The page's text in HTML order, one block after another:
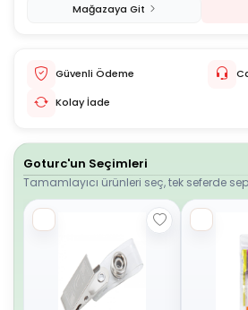
Mağazaya Git
Güvenli Ödeme
Kolay İade
Goturc'un Seçimleri
Tamamlayıcı ürünleri seç, tek seferde